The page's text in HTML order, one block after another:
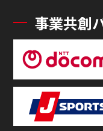
事業共創